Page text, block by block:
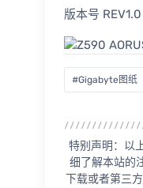
版本号 REV1.0
#Gigabyte图纸
特别声明：以
细了解本站的
下载或者第三